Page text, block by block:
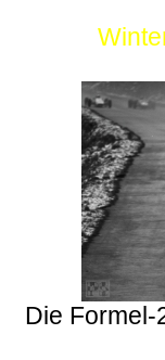
Die Formel-